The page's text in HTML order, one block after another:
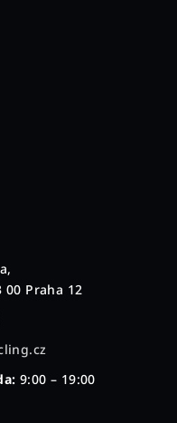
00 Praha 12
9:00 – 19:00